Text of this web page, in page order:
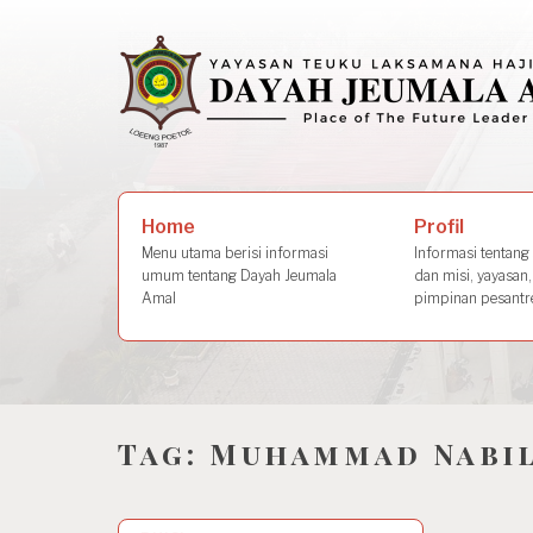
Home
Menu utama berisi informasi
umum tentang Dayah Jeumala
Amal
Profil
Informasi tentang
dan misi,
pimpinan
Tag: Muhammad Nabil